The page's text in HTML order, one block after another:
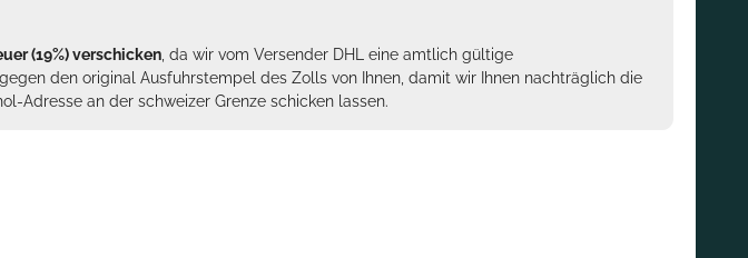
(19%) verschicken , da wir vom Versender DHL eine amtlich gültige
den original Ausfuhrstempel des Zolls von Ihnen, damit wir Ihnen nachträglich die
Adresse an der schweizer Grenze schicken lassen.